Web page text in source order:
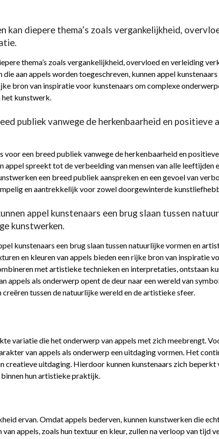
kan diepere thema’s zoals vergankelijkheid,
thema’s zoals vergankelijkheid, overvloed en verleiding
aan appels worden toegeschreven, kunnen appel
bron van inspiratie voor kunstenaars om complexe
het kunstwerk.
publiek vanwege de herkenbaarheid en positieve
een breed publiek vanwege de herkenbaarheid en
appel spreekt tot de verbeelding van mensen van alle leeftijden
een breed publiek aanspreken en een gevoel van
en aantrekkelijk voor zowel doorgewinterde
appel kunstenaars een brug slaan tussen
kunstwerken.
kunstenaars een brug slaan tussen natuurlijke vormen en
en kleuren van appels bieden een rijke bron van inspiratie
met artistieke technieken en interpretaties, ontstaan
appels als onderwerp opent de deur naar een wereld van
tussen de natuurlijke wereld en de artistieke sfeer.
variatie die het onderwerp van appels met zich meebrengt.
van appels als onderwerp een uitdaging vormen. Het
uitdaging. Hierdoor kunnen kunstenaars zich beperkt
hun artistieke praktijk.
ervan. Omdat appels bederven, kunnen kunstwerken die
appels, zoals hun textuur en kleur, zullen na verloop van tijd